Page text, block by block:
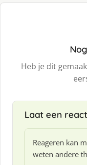
Heb je dit
Laat een
Reageren kan
weten andere